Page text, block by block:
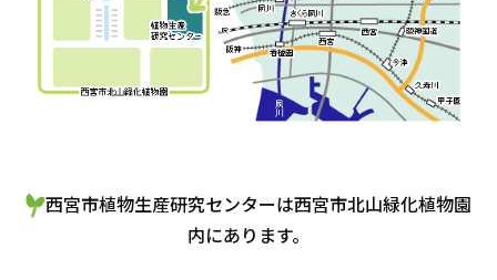
西宮市植物生産研究センターは西宮市北山緑化植物園
内にあります。